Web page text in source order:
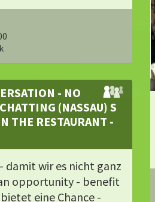
- NO
(NASSAU) S
THE RESTAURANT -
damit wir es nicht ganz
opportunity - benefit
eine Chance -